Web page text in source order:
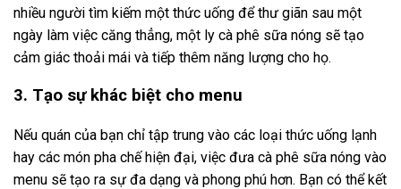
nhiều người tìm kiếm một thức uống để thư giãn sau một
ngày làm việc căng thẳng, một ly cà phê sữa nóng sẽ tạo
cảm giác thoải mái và tiếp thêm năng lượng cho họ.
3. Tạo sự khác biệt cho menu
Nếu quán của bạn chỉ tập trung vào các loại thức uống lạnh
hay các món pha chế hiện đại, việc đưa cà phê sữa nóng vào
menu sẽ tạo ra sự đa dạng và phong phú hơn. Bạn có thể kết